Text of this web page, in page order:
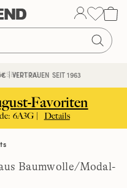
| VERTRAUEN SEIT 1963
Favoriten
6A3G | Details
Baumwolle/Modal-